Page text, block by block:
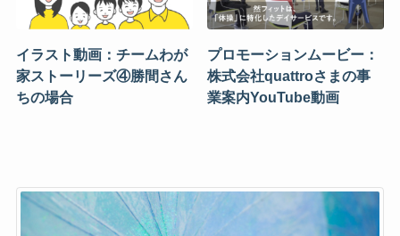
イラスト動画：チームわが
家ストーリーズ④勝間さん
ちの場合
プロモーションムービー：
株式会社quattroさまの事
業案内YouTube動画